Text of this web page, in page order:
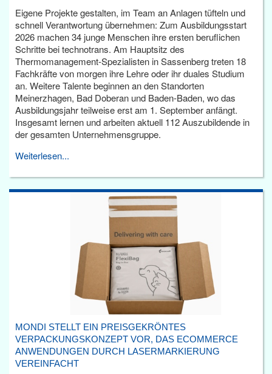
Eigene Projekte gestalten, im Team an Anlagen tüfteln und
schnell Verantwortung übernehmen: Zum Ausbildungsstart
2026 machen 34 junge Menschen ihre ersten beruflichen
Schritte bei technotrans. Am Hauptsitz des
Thermomanagement-Spezialisten in Sassenberg treten 18
Fachkräfte von morgen ihre Lehre oder ihr duales Studium
an. Weitere Talente beginnen an den Standorten
Meinerzhagen, Bad Doberan und Baden-Baden, wo das
Ausbildungsjahr teilweise erst am 1. September anfängt.
Insgesamt lernen und arbeiten aktuell 112 Auszubildende in
der gesamten Unternehmensgruppe.
Weiterlesen...
MONDI STELLT EIN PREISGEKRÖNTES
VERPACKUNGSKONZEPT VOR, DAS ECOMMERCE
ANWENDUNGEN DURCH LASERMARKIERUNG
VEREINFACHT